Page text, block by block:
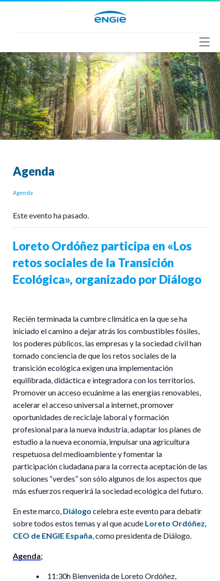
Agenda
Agenda
Este evento ha pasado.
Loreto Ordóñez participa en «Los
retos sociales de la Transición
Ecológica», organizado por Diálogo
Recién terminada la cumbre climática en la que se ha
iniciado el camino a dejar atrás los combustibles fósiles,
los poderes públicos, las empresas y la sociedad civil han
tomado conciencia de que los retos sociales de la
transición ecológica exigen una implementación
equilibrada, didáctica e integradora con los territorios.
Promover un acceso ecuánime a las energías renovables,
acelerar el acceso universal a internet, promover
oportunidades de reciclaje laboral y formación
profesional para la nueva industria, adaptar los planes de
estudio a la nueva economía, impulsar una agricultura
respetuosa del medioambiente y fomentar la
participación ciudadana para la correcta aceptación de las
soluciones “verdes” son sólo algunos de los aspectos que
más esfuerzos requerirá la sociedad ecológica del futuro.
En este marco, Diálogo celebra este evento para debatir
sobre todos estos temas y al que acude Loreto Ordóñez,
CEO de ENGIE España, como presidenta de Diálogo.
Agenda:
11:30h Bienvenida de Loreto Ordóñez,